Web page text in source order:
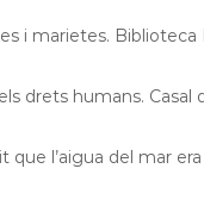
i marietes. Biblioteca
drets humans. Casal
que l’aigua del mar